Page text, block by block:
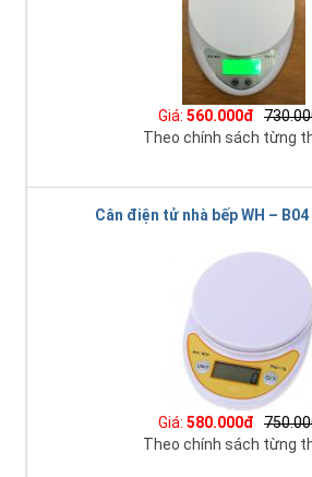
Giá: 560.000đ
Theo chính sách từng
Cân điện tử nhà bếp WH –
Giá: 580.000đ
Theo chính sách từng